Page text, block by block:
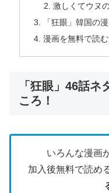
激しくてウヌ
「狂眼」韓国の
漫画を無料で読
「狂眼」46話
ころ！
いろんな漫画
加入後無料で読め